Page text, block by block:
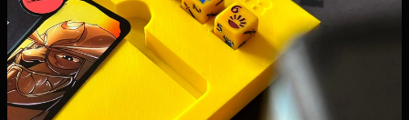
Datenschutzerklärung
Widerrufsrecht &
Widerrufsformular
Allgemeine